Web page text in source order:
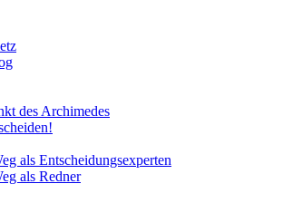
des Archimedes
als Entscheidungsexperten
als Redner